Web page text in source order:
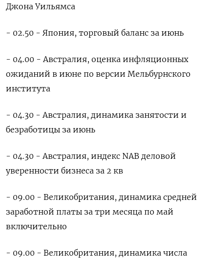
Джона Уильямса
- 02.50 - Япония, торговый баланс за июнь
- 04.00 - Австралия, оценка инфляционных
ожиданий в июне по версии Мельбурнского
института
- 04.30 - Австралия, динамика занятости и
безработицы за июнь
- 04.30 - Австралия, индекс NAB деловой
уверенности бизнеса за 2 кв
- 09.00 - Великобритания, динамика средней
заработной платы за три месяца по май
включительно
- 09.00 - Великобритания, динамика числа